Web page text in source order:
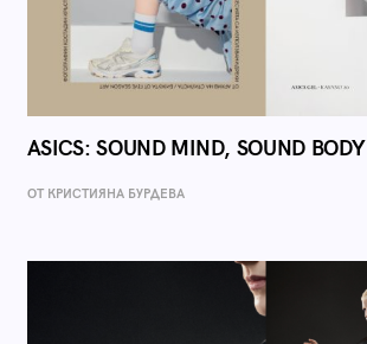
ASICS: SOUND MIND, SOUND BODY
ОТ КРИСТИЯНА БУРДЕВА